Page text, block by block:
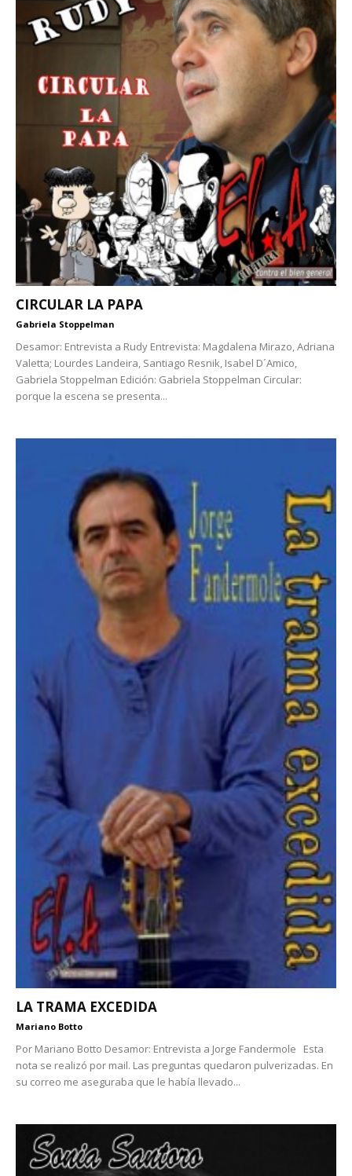
CIRCULAR LA PAPA
Gabriela Stoppelman
Desamor: Entrevista a Rudy Entrevista: Magdalena Mirazo, Adriana
Valetta; Lourdes Landeira, Santiago Resnik, Isabel D´Amico,
Gabriela Stoppelman Edición: Gabriela Stoppelman Circular:
porque la escena se presenta...
LA TRAMA EXCEDIDA
Mariano Botto
Por Mariano Botto Desamor: Entrevista a Jorge Fandermole Esta
nota se realizó por mail. Las preguntas quedaron pulverizadas. En
su correo me aseguraba que le había llevado...